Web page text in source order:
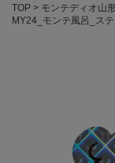
TOP モンテディオ山
MY24_モンテ風呂_ス